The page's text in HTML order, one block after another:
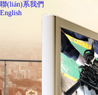
聯(lián)系我們
English